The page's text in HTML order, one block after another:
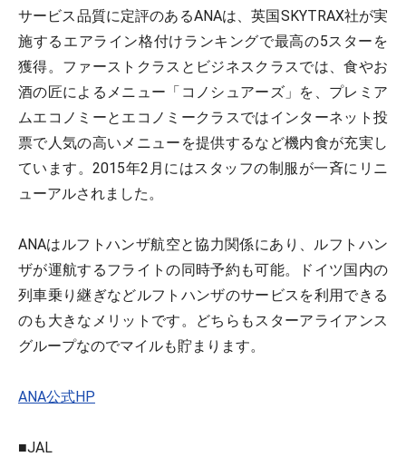
サービス品質に定評のあるANAは、英国SKYTRAX社が実
施するエアライン格付けランキングで最高の5スターを
獲得。ファーストクラスとビジネスクラスでは、食やお
酒の匠によるメニュー「コノシュアーズ」を、プレミア
ムエコノミーとエコノミークラスではインターネット投
票で人気の高いメニューを提供するなど機内食が充実し
ています。2015年2月にはスタッフの制服が一斉にリニ
ューアルされました。
ANAはルフトハンザ航空と協力関係にあり、ルフトハン
ザが運航するフライトの同時予約も可能。ドイツ国内の
列車乗り継ぎなどルフトハンザのサービスを利用できる
のも大きなメリットです。どちらもスターアライアンス
グループなのでマイルも貯まります。
ANA公式HP
■JAL